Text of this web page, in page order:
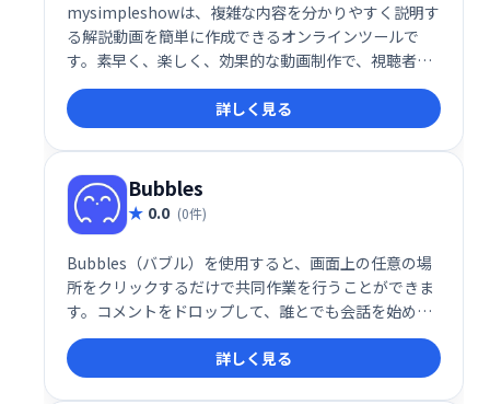
mysimpleshowは、複雑な内容を分かりやすく説明す
る解説動画を簡単に作成できるオンラインツールで
す。素早く、楽しく、効果的な動画制作で、視聴者の
理解度を高めま��ょう。様々なトピックに対応し、
手軽に利用できます。詳しく見る
Bubbles
0.0 (0件)
Bubbles（バブル）を使用すると、画面上の任意の場
所をクリックするだけで共同作業を行うことができま
す。コメントをドロップして、誰とでも会話を始めま
しょう。クリック、コメント、共有と同じくらい簡単
です。
詳しく見る